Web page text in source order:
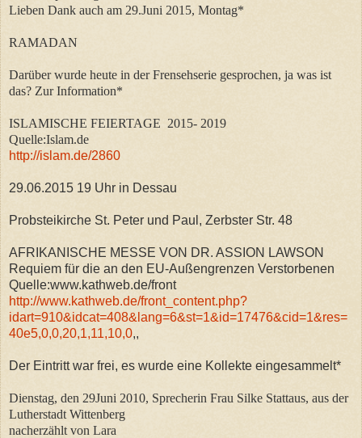
Lieben Dank auch am 29.Juni 2015, Montag*
RAMADAN
Darüber wurde heute in der Frensehserie gesprochen, ja was ist
das? Zur Information*
ISLAMISCHE FEIERTAGE 2015- 2019
Quelle:Islam.de
http://islam.de/2860
29.06.2015 19 Uhr in Dessau
Probsteikirche St. Peter und Paul, Zerbster Str. 48
AFRIKANISCHE MESSE VON DR. ASSION LAWSON
Requiem für die an den EU-Außengrenzen Verstorbenen
Quelle:www.kathweb.de/front
http://www.kathweb.de/front_content.php?
idart=910&idcat=408&lang=6&st=1&id=17476&cid=1&res=
40e5,0,0,20,1,11,10,0,,
Der Eintritt war frei, es wurde eine Kollekte eingesammelt*
Dienstag, den 29Juni 2010, Sprecherin Frau Silke Stattaus, aus der
Lutherstadt Wittenberg
nacherzählt von Lara